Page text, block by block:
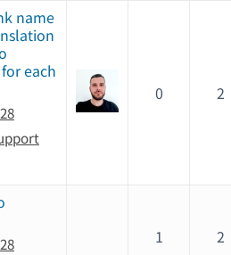
name
each
0 2
1 2